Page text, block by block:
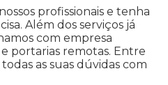
profissionais e tenha
Além dos serviços já
com empresa
portarias remotas. Entre
as suas dúvidas com